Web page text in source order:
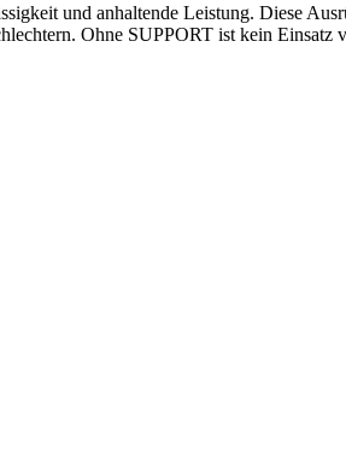
und anhaltende Leistung. Diese
Ohne SUPPORT ist kein Einsatz